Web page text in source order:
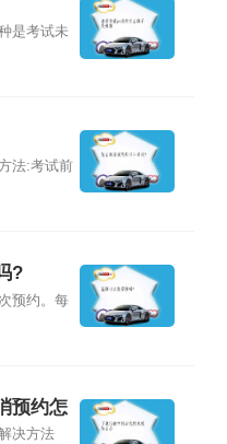
是考试未
法:考试前
?
预约。每
预约怎
决方法